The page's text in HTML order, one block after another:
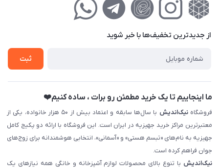
لیست محصولات
حریم خصوصی
فروش‌اقساطی
از جدید‌ترین تخفیف‌ها با‌ خبر شوید
ثبت
ما اینجاییم تا یک خرید مطمئن رو برات ، ساده کنیم❤️
فروشگاهنیک‌اندیش
با سال‌ها سابقه و اعتماد بیش از ۵۰ هزار خانواده، یکی از
معتبرترین مراکز خرید جهیزیه در ایران است. این فروشگاه با ارائه دو پکیج کامل
جهیزیه به نام‌های «تبسم هستی» و «آسمانی»، انتخابی هوشمندانه برای زوج‌های
جوان فراهم کرده است.
نیک‌اندیش با تنوع بالای محصولات لوازم آشپزخانه و خانگی همه نیازهای یک